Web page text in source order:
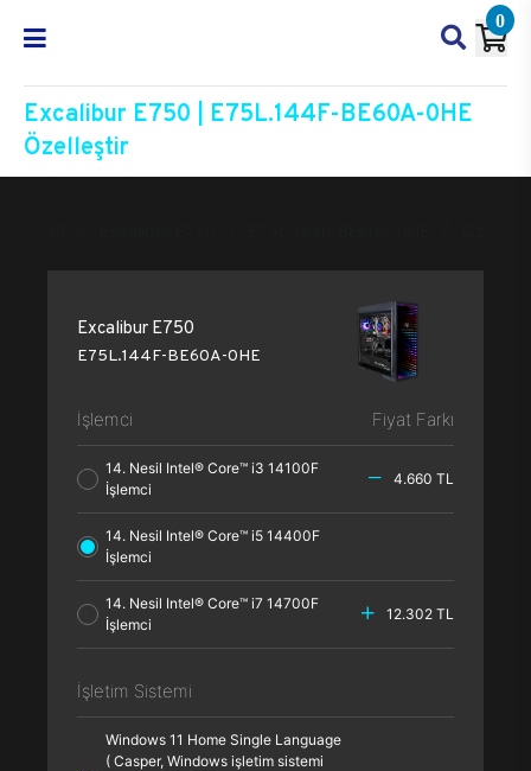
0
Excalibur E750 | E75L.144F-BE60A-0HE
Özelleştir
Excalibur E750
E75L.144F-BE60A-0HE
İşlemci Fiyat Farkı
14. Nesil Intel® Core™ i3 14100F
İşlemci
4.660 TL
14. Nesil Intel® Core™ i5 14400F
İşlemci
14. Nesil Intel® Core™ i7 14700F
İşlemci
12.302 TL
İşletim Sistemi
Windows 11 Home Single Language
( Casper, Windows işletim sistemi